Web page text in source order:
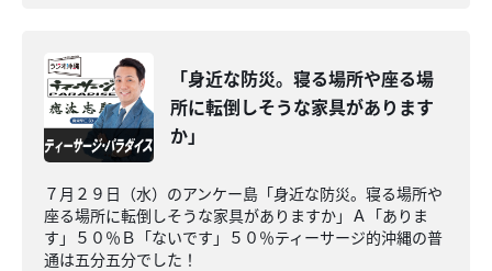
「身近な防災。寝る場所や座る場
所に転倒しそうな家具があります
か」
７月２９日（水）のアンケー島「身近な防災。寝る場所や
座る場所に転倒しそうな家具がありますか」Ａ「ありま
す」５０％Ｂ「ないです」５０％ティーサージ的沖縄の普
通は五分五分でした！